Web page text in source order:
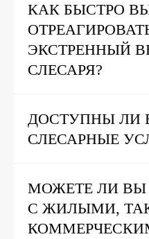
КАК БЫСТРО
ЭКСТРЕННЫЙ
СЛЕСАРЯ?
ДОСТУПНЫ ЛИ
СЛЕСАРНЫЕ
МОЖЕТЕ ЛИ
С ЖИЛЫМИ,